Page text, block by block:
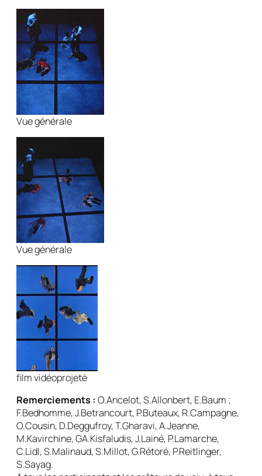
Vue générale
Vue générale
film vidéoprojeté
Remerciements : O.Ancelot, S.Allonbert, E.Baum ;
F.Bedhomme, J.Betrancourt, P.Buteaux, R.Campagne,
O.Cousin, D.Deggufroy, T.Gharavi, A.Jeanne,
M.Kavirchine, GA.Kisfaludis, J.Lainé, P.Lamarche,
C.Lidl, S.Malinaud, S.Millot, G.Rétoré, P.Reitlinger,
S.Sayag.